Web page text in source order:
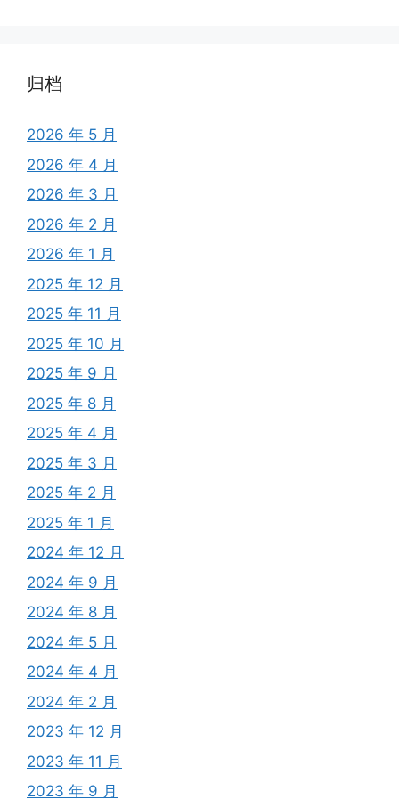
归档
2026 年 5 月
2026 年 4 月
2026 年 3 月
2026 年 2 月
2026 年 1 月
2025 年 12 月
2025 年 11 月
2025 年 10 月
2025 年 9 月
2025 年 8 月
2025 年 4 月
2025 年 3 月
2025 年 2 月
2025 年 1 月
2024 年 12 月
2024 年 9 月
2024 年 8 月
2024 年 5 月
2024 年 4 月
2024 年 2 月
2023 年 12 月
2023 年 11 月
2023 年 9 月